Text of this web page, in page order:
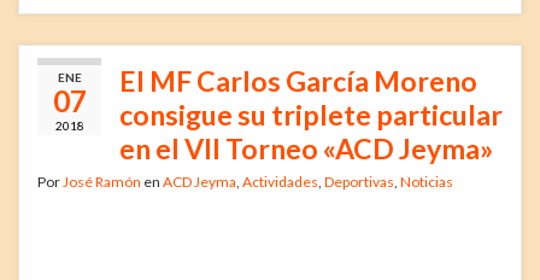
ENE
07
2018
El MF Carlos García Moreno
consigue su triplete particular
en el VII Torneo «ACD Jeyma»
Por José Ramón en ACD Jeyma Actividades Deportivas Noticias